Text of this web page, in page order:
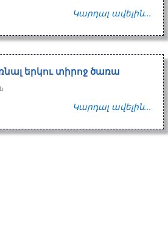
Կարդալ ավելին...
երկու տիրոջ ծառա
Կարդալ ավելին...